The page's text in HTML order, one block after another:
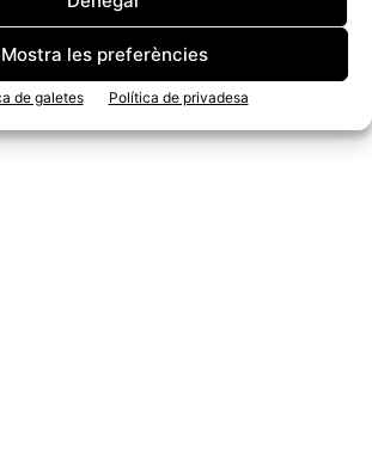
Mostra les preferències
de galetes Política de privadesa